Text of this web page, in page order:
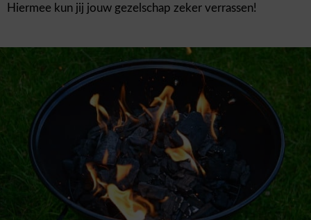
Hiermee kun jij jouw gezelschap zeker verrassen!